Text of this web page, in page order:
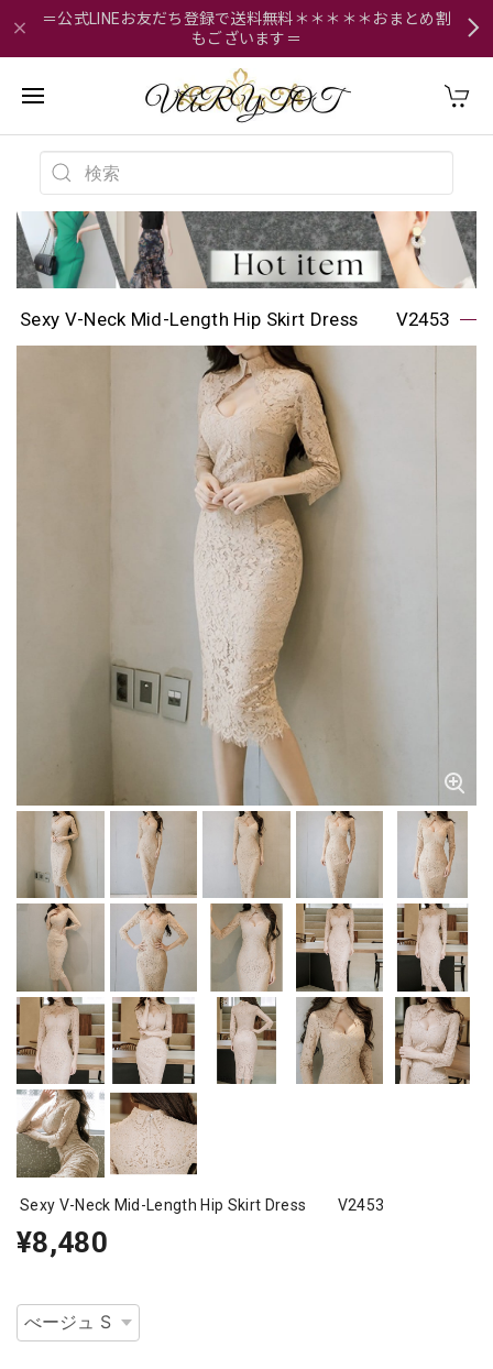
＝公式LINEお友だち登録で送料無料＊＊＊＊＊おまとめ割
もございます＝
Sexy V-Neck Mid-Length Hip Skirt Dress V2453
Sexy V-Neck Mid-Length Hip Skirt Dress V2453
¥8,480